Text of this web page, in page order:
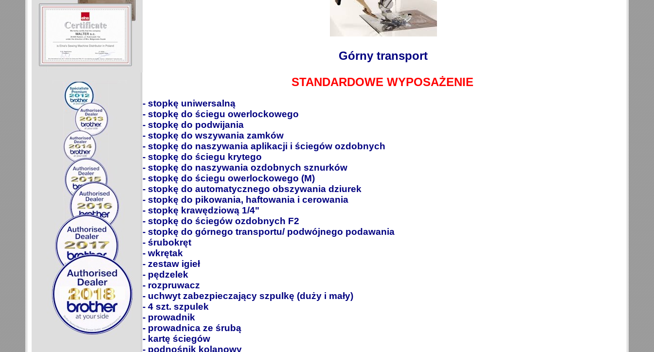
Górny transport
STANDARDOWE WYPOSAŻENIE
- stopkę uniwersalną
- stopkę do ściegu owerlockowego
- stopkę do podwijania
- stopkę do wszywania zamków
- stopkę do naszywania aplikacji i ściegów ozdobnych
- stopkę do ściegu krytego
- stopkę do naszywania ozdobnych sznurków
- stopkę do ściegu owerlockowego (M)
- stopkę do automatycznego obszywania dziurek
- stopkę do pikowania, haftowania i cerowania
- stopkę krawędziową 1/4"
- stopkę do ściegów ozdobnych F2
- stopkę do górnego transportu/ podwójnego podawania
- śrubokręt
- wkrętak
- zestaw igieł
- pędzelek
- rozpruwacz
- uchwyt zabezpieczający szpulkę (duży i mały)
- 4 szt. szpulek
- prowadnik
- prowadnica ze śrubą
- kartę ściegów
- podnośnik kolanowy